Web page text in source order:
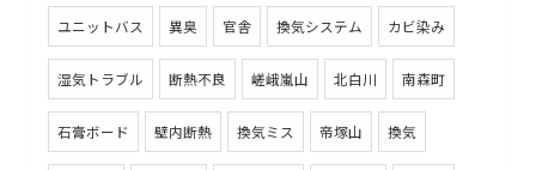
ユニットバス 異臭 官舎 換気システム カビ染み
湿気トラブル 断熱不良 嵯峨嵐山 北白川 南森町
石膏ボード 壁内断熱 換気ミス 帝塚山 換気